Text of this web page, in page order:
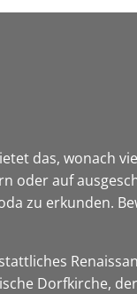
das, wonach
oder auf
zu erkunden.
Dorfkirche,